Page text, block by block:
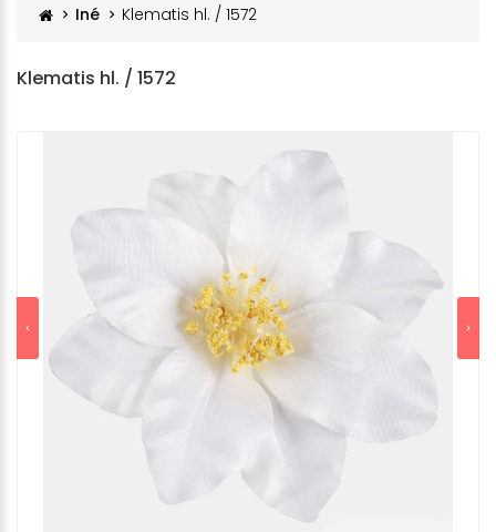
Iné Klematis hl. / 1572
Klematis hl. / 1572